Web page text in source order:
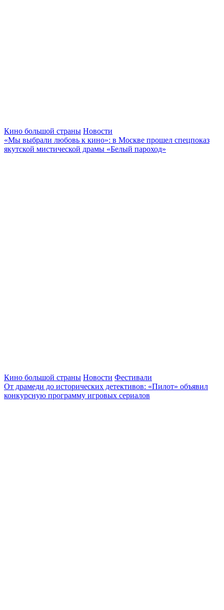
Кино большой страны Новости
«Мы выбрали любовь к кино»: в Москве прошел спецпоказ
якутской мистической драмы «Белый пароход»
Кино большой страны Новости Фестивали
От драмеди до исторических детективов: «Пилот» объявил
конкурсную программу игровых сериалов